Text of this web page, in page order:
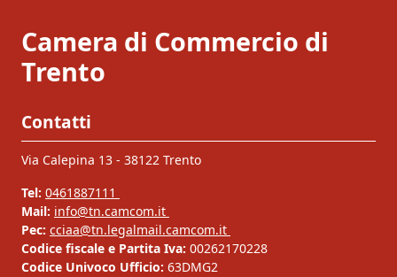
Camera di Commercio di
Trento
Contatti
Via Calepina 13 - 38122 Trento
Tel: 0461887111
Mail: info@tn.camcom.it
Pec: cciaa@tn.legalmail.camcom.it
Codice fiscale e Partita Iva: 00262170228
Codice Univoco Ufficio: 63DMG2